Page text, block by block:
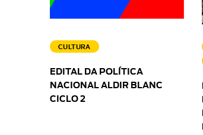
CULTURA
EDITAL DA POLÍTICA
NACIONAL ALDIR BLANC
CICLO 2